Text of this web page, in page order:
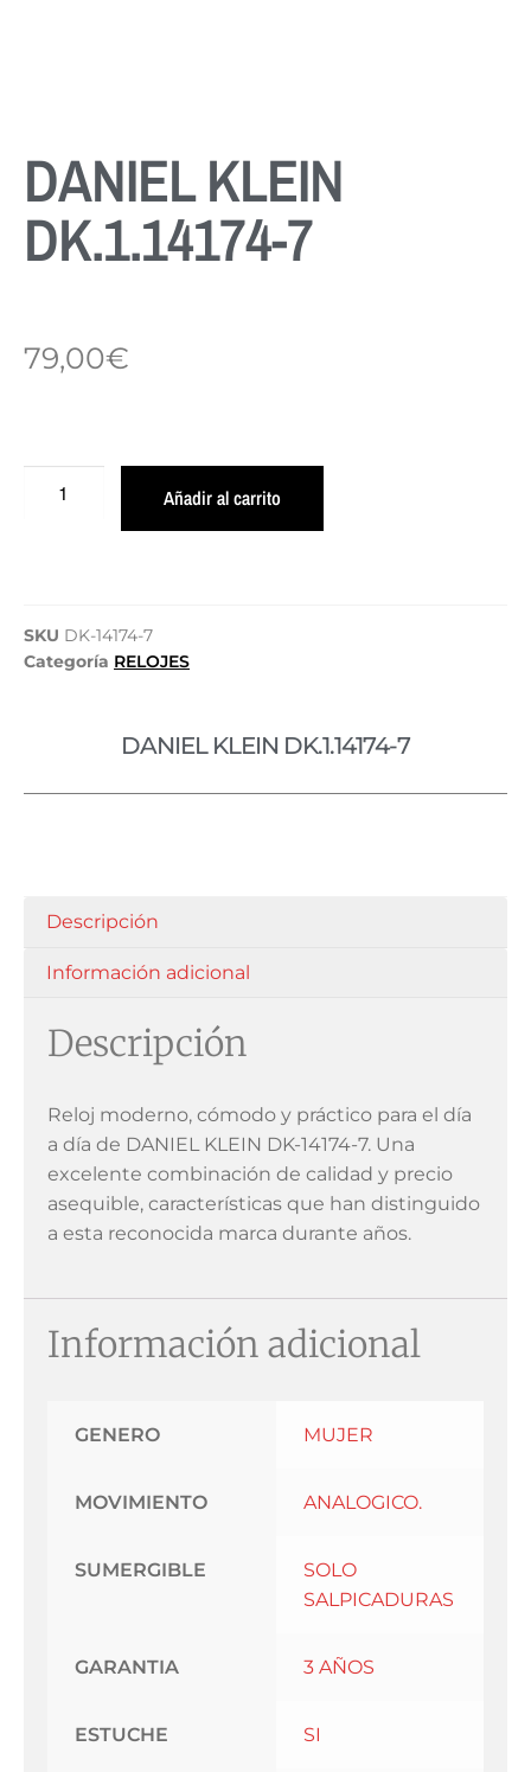
DANIEL KLEIN
DK.1.14174-7
79,00€
Añadir al carrito
SKU DK-14174-7
Categoría RELOJES
DANIEL KLEIN DK.1.14174-7
Descripción
Información adicional
Descripción
Reloj moderno, cómodo y práctico para el día
a día de DANIEL KLEIN DK-14174-7. Una
excelente combinación de calidad y precio
asequible, características que han distinguido
a esta reconocida marca durante años.
Información adicional
GENERO MUJER
MOVIMIENTO ANALOGICO.
SUMERGIBLE
SOLO
SALPICADURAS
GARANTIA 3 AÑOS
ESTUCHE SI